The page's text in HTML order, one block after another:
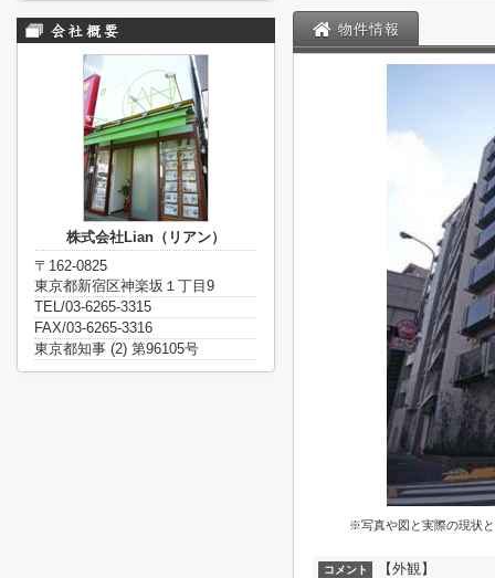
物件情報
※写真や図と実際の現状
コメント 【外観】
株式会社Lian（リアン）
〒162-0825
東京都新宿区神楽坂１丁目9
TEL/03-6265-3315
FAX/03-6265-3316
東京都知事 (2) 第96105号